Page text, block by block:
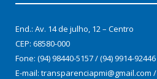
End.: Av. 14 de julho, 12 – Centro
CEP: 68580-000
Fone: (94) 98440-5157 / (94) 9914-92446
E-mail: transparenciapmi@gmail.com /